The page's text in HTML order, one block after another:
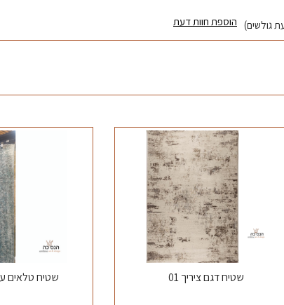
הוספת חוות דעת
שטיח דגם ציריך 01 שטיח טלאים